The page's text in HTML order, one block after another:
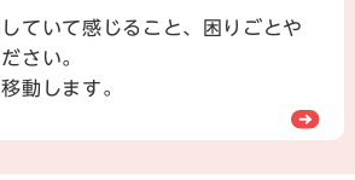
ていて感じること、困りごとや
さい。
動します。